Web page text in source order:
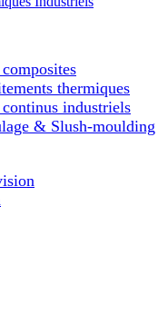
thermiques
industriels
& Slush-moulding